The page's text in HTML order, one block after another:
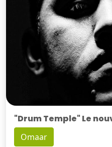
"Drum Temple" Le
Omaar